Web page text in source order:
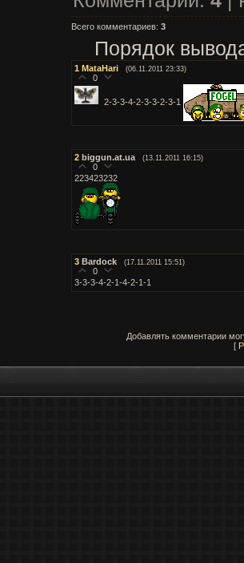
Всего комментариев: 3
Порядок
1 MataHari (06.11.2011 23:33)
0
2-3-3-4-2-3-3-2-3-1
2 biggun.at.ua (13.11.2011 16:15)
0
223423232
3 Bardock (17.11.2011 15:51)
0
3-3-3-4-2-1-4-2-1-1
Добавлять комментарии
[